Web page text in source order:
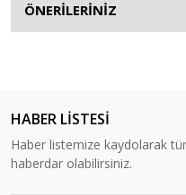
ÖNERİLERİNİZ
HABER LİSTESİ
Haber listemize kaydolarak
haberdar olabilirsiniz.